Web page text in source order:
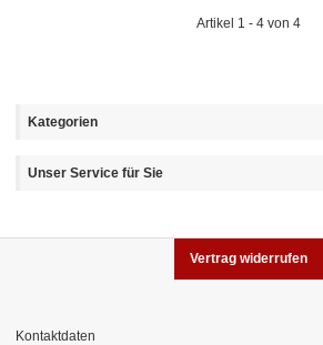
Artikel 1 - 4 von 4
Kategorien
Unser Service für Sie
Vertrag widerrufen
Kontaktdaten